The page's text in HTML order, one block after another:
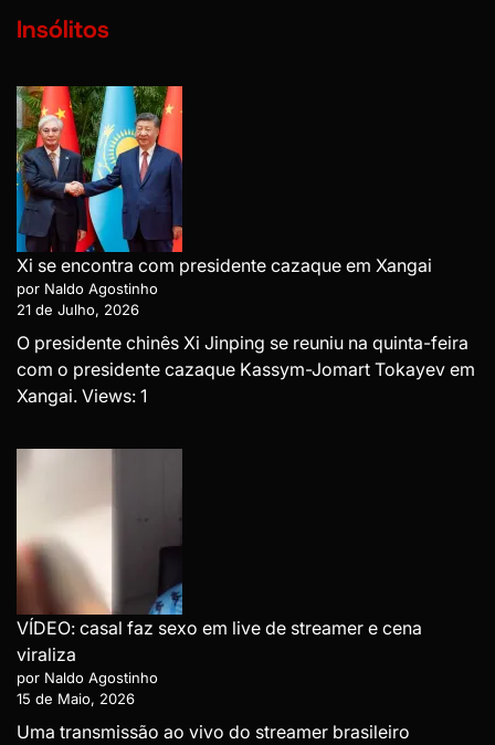
Insólitos
Xi se encontra com presidente cazaque em Xangai
por Naldo Agostinho
21 de Julho, 2026
O presidente chinês Xi Jinping se reuniu na quinta-feira
com o presidente cazaque Kassym-Jomart Tokayev em
Xangai. Views: 1
VÍDEO: casal faz sexo em live de streamer e cena
viraliza
por Naldo Agostinho
15 de Maio, 2026
Uma transmissão ao vivo do streamer brasileiro